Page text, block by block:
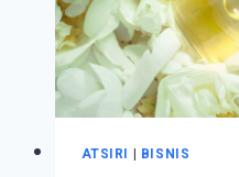
ATSIRI | BISNIS